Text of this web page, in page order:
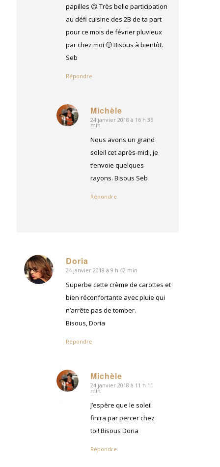
papilles 😉 Très belle participation
au défi cuisine des 2B de ta part
pour ce mois de février pluvieux
par chez moi 🙂 Bisous à bientôt.
Seb
Répondre
Michèle
dit
24 janvier 2018 à 16 h 36
min
Nous avons un grand
soleil cet après-midi, je
t’envoie quelques
rayons. Bisous Seb
Répondre
Doria
dit
:
24 janvier 2018 à 9 h 42 min
Superbe cette crème de carottes et
bien réconfortante avec pluie qui
n’arrête pas de tomber.
Bisous, Doria
Répondre
Michèle
dit
24 janvier 2018 à 11 h 11
min
J’espère que le soleil
finira par percer chez
toi! Bisous Doria
Répondre